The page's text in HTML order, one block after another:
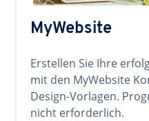
MyWebsite
Erstellen Sie Ihre
mit den MyWebsite
Design-Vorlagen.
nicht erforderlich.